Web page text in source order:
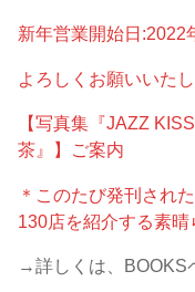
新年営業開始日:2022
よろしくお願いいたし
【写真集『JAZZ
茶』】ご案内
＊このたび発刊され
130店を紹介する素晴
→詳しくは、BOOKS